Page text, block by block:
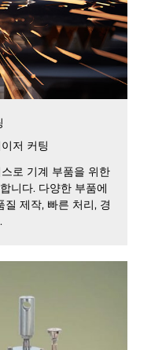
저 커팅
로 기계 부품을 위한
니다. 다양한 부품에
제작, 빠른 처리, 경